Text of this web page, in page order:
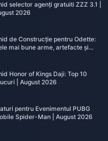
selector agenți gratuiti ZZZ 3.1 |
2026
de Construcție pentru Odette:
mai bune arme, artefacte și
Honor of Kings Daji: Top 10
| August 2026
pentru Evenimentul PUBG
Spider-Man | August 2026